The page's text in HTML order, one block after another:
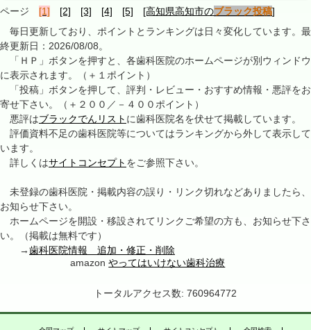
ページ [1] [2] [3] [4] [5] [高知県高知市のブラック投稿]
毎日更新しており、ポイントとランキングは日々変化しています。最
終更新日：2026/08/08。
「ＨＰ」ボタンを押すと、各歯科医院のホームページが別ウィンドウ
に表示されます。（＋１ポイント）
「投稿」ボタンを押して、評判・レビュー・おすすめ情報・悪評をお
寄せ下さい。（＋２００／－４００ポイント）
悪評はブラックでんリスト に歯科医院名を伏せて掲載しています。
評価資料不足の歯科医院等についてはランキングから外して表示して
います。
詳しくはサイトコンセプト をご参照下さい。
未登録の歯科医院・掲載内容の誤り・リンク切れなどありましたら、
お知らせ下さい。
ホームページを開設・移設されてリンクご希望の方も、お知らせ下さ
い。（掲載は無料です）
→歯科医院情報 追加・修正・削除
amazonやってはいけない歯科治療
トータルアクセス数: 760964772